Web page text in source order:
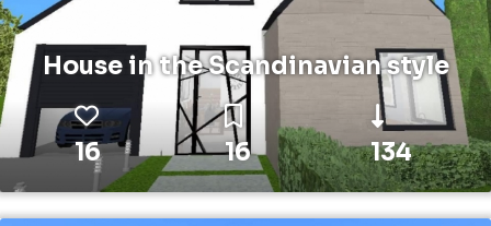
House in the Scandinavian style
16 16 134